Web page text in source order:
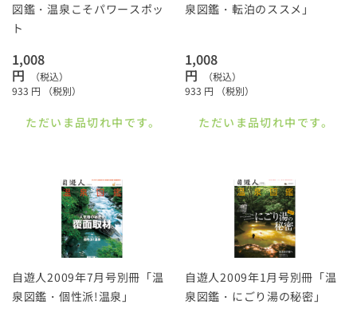
図鑑・温泉こそパワースポッ
ト
1,008
円
（税込）
933 円 （税別）
ただいま品切れ中です。
泉図鑑・転泊のススメ」
1,008
円
（税込）
933 円 （税別）
ただいま品切れ中です。
自遊人2009年7月号別冊「温
泉図鑑・個性派!温泉」
自遊人2009年1月号別冊「温
泉図鑑・にごり湯の秘密」